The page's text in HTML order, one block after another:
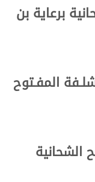
برعاية بن
المفـتوح
الشحانية